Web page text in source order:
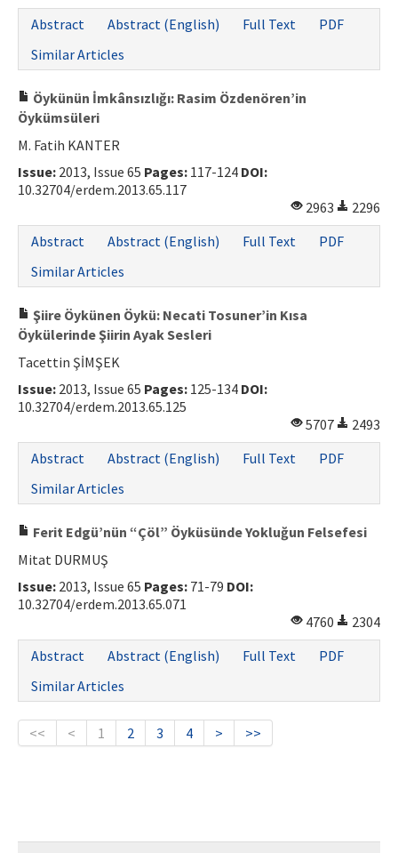
Abstract
Abstract (English) Full Text
PDF
Similar Articles
Öykünün İmkânsızlığı: Rasim Özdenören’in
Öykümsüleri
M. Fatih KANTER
Issue: 2013, Issue 65 Pages: 117-124 DOI:
10.32704/erdem.2013.65.117
2963
2296
Abstract
Abstract (English) Full Text
PDF
Similar Articles
Şiire Öykünen Öykü: Necati Tosuner’in Kısa
Öykülerinde Şiirin Ayak Sesleri
Tacettin ŞİMŞEK
Issue: 2013, Issue 65 Pages: 125-134 DOI:
10.32704/erdem.2013.65.125
5707
2493
Abstract
Abstract (English) Full Text
PDF
Similar Articles
Ferit Edgü’nün “Çöl” Öyküsünde Yokluğun Felsefesi
Mitat DURMUŞ
Issue: 2013, Issue 65 Pages: 71-79 DOI:
10.32704/erdem.2013.65.071
4760
2304
Abstract
Abstract (English) Full Text
PDF
Similar Articles
<< < 1 2 3 4 > >>